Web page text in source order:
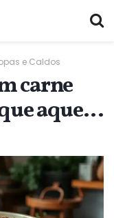
e Caldos
carne
aquece